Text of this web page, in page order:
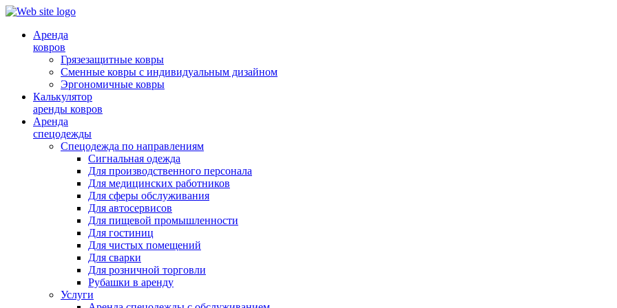
Аренда
ковров
Грязезащитные ковры
Сменные ковры с индивидуальным дизайном
Эргономичные ковры
Калькулятор
аренды ковров
Аренда
спецодежды
Спецодежда по направлениям
Сигнальная одежда
Для производственного персонала
Для медицинских работников
Для сферы обслуживания
Для автосервисов
Для пищевой промышленности
Для гостиниц
Для чистых помещений
Для сварки
Для розничной торговли
Рубашки в аренду
Услуги